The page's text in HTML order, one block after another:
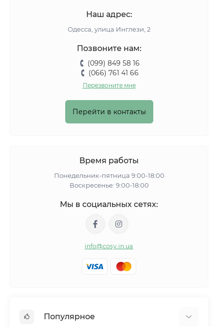
Наш адрес:
Одесса, улица Инглези, 2
Позвоните нам:
(099) 849 58 16
(066) 761 41 66
Перезвоните мне
Перейти в контакты
Время работы
Понедельник-пятница 9:00-18:00
Воскресенье: 9:00-18:00
Мы в социальных сетях:
info@cosy.in.ua
Популярное